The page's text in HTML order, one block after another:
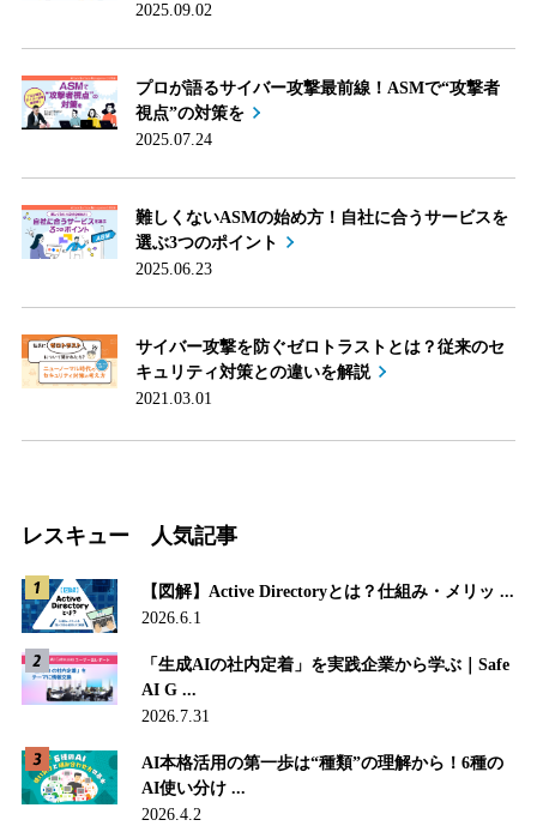
2025.09.02
プロが語るサイバー攻撃最前線！ASMで“攻撃者
視点”の対策を
2025.07.24
難しくないASMの始め方！自社に合うサービスを
選ぶ3つのポイント
2025.06.23
サイバー攻撃を防ぐゼロトラストとは？従来のセ
キュリティ対策との違いを解説
2021.03.01
レスキュー 人気記事
【図解】Active Directoryとは？仕組み・メリッ ...
2026.6.1
「生成AIの社内定着」を実践企業から学ぶ｜Safe
AI G ...
2026.7.31
AI本格活用の第一歩は“種類”の理解から！6種の
AI使い分け ...
2026.4.2